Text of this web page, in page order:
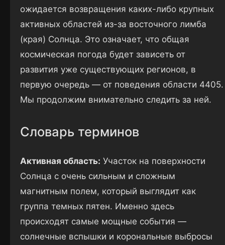
ожидается возвращения каких-либо крупных
активных областей из-за восточного лимба
(края) Солнца. Это означает, что общая
космическая погода будет зависеть от
развития уже существующих регионов, в
первую очередь — от поведения области 4405.
Мы продолжим внимательно следить за ней.
Словарь терминов
Активная область: Участок на поверхности
Солнца с очень сильным и сложным
магнитным полем, который выглядит как
группа темных пятен. Именно здесь
происходят самые мощные события —
солнечные вспышки и корональные выбросы